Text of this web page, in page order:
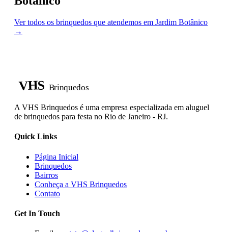
Ver todos os brinquedos que atendemos em Jardim Botânico
→
VHS Brinquedos
A VHS Brinquedos é uma empresa especializada em aluguel
de brinquedos para festa no Rio de Janeiro - RJ.
Quick Links
Página Inicial
Brinquedos
Bairros
Conheça a VHS Brinquedos
Contato
Get In Touch